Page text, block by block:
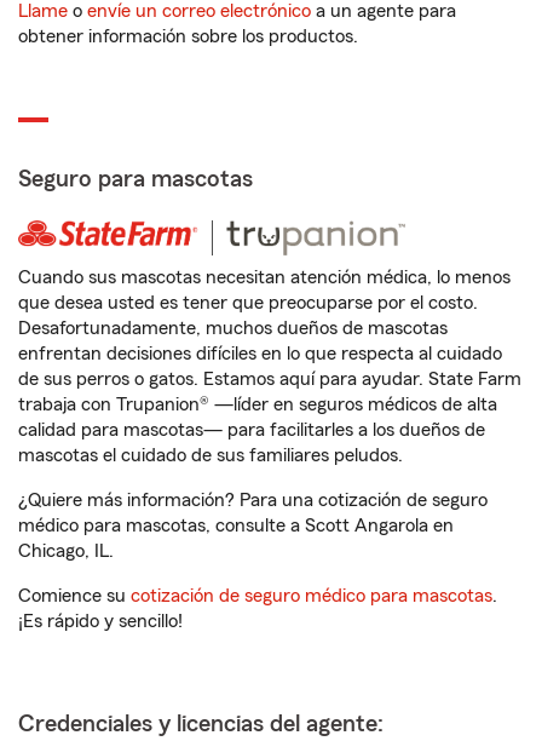
Llame o envíe un correo electrónico a un agente para
obtener información sobre los productos.
Seguro para mascotas
Cuando sus mascotas necesitan atención médica, lo menos
que desea usted es tener que preocuparse por el costo.
Desafortunadamente, muchos dueños de mascotas
enfrentan decisiones difíciles en lo que respecta al cuidado
de sus perros o gatos. Estamos aquí para ayudar. State Farm
trabaja con Trupanion® —líder en seguros médicos de alta
calidad para mascotas— para facilitarles a los dueños de
mascotas el cuidado de sus familiares peludos.
¿Quiere más información? Para una cotización de seguro
médico para mascotas, consulte a Scott Angarola en
Chicago, IL.
Comience su cotización de seguro médico para mascotas.
¡Es rápido y sencillo!
Credenciales y licencias del agente: